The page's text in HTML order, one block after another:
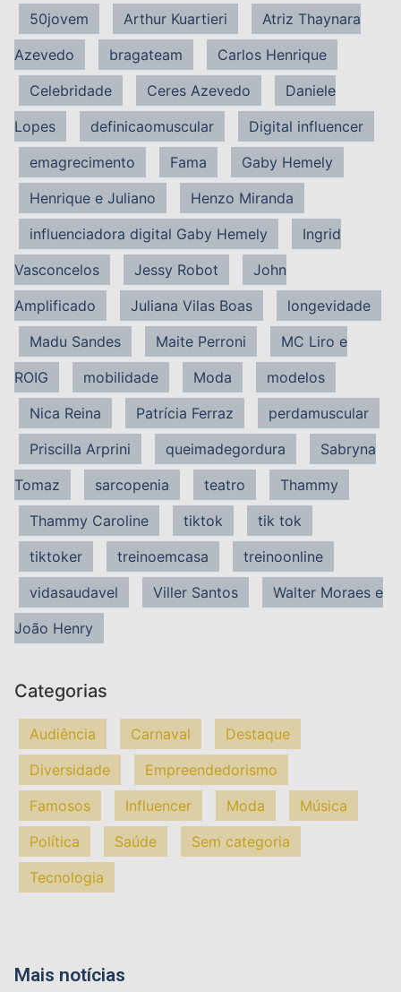
50jovem Arthur Kuartieri
Atriz Thaynara
Azevedo
bragateam
Carlos Henrique
Celebridade
Ceres Azevedo
Daniele
Lopes
definicaomuscular
Digital influencer
emagrecimento
Fama
Gaby Hemely
Henrique e Juliano
Henzo Miranda
influenciadora digital Gaby Hemely
Ingrid
Vasconcelos
Jessy Robot
John
Amplificado
Juliana Vilas Boas
longevidade
Madu Sandes
Maite Perroni
MC Liro e
ROIG
mobilidade Moda
modelos
Nica Reina
Patrícia Ferraz
perdamuscular
Priscilla Arprini
queimadegordura
Sabryna
Tomaz
sarcopenia teatro
Thammy
Thammy Caroline
tiktok
tik tok
tiktoker
treinoemcasa
treinoonline
vidasaudavel
Viller Santos
Walter Moraes e
João Henry
Categorias
Audiência Carnaval
Destaque
Diversidade
Empreendedorismo
Famosos
Influencer Moda
Música
Política
Saúde
Sem categoria
Tecnologia
Mais notícias